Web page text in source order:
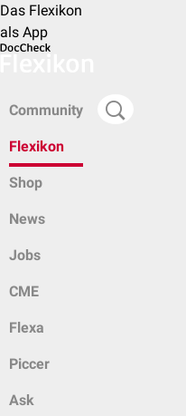
Das Flexikon
als App
Community
Flexikon
Shop
News
Jobs
CME
Flexa
Piccer
Ask